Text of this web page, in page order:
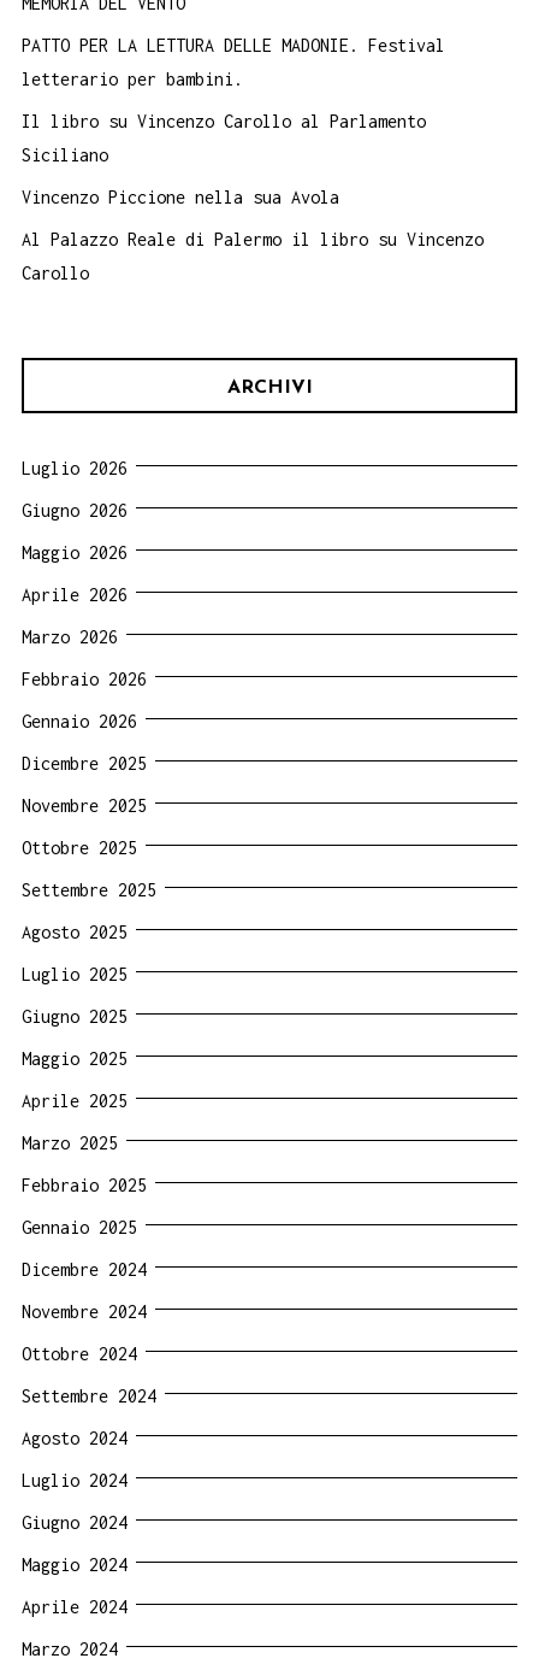
PATTO PER LA LETTURA DELLE MADONIE. Festival
letterario per bambini.
Il libro su Vincenzo Carollo al Parlamento
Siciliano
Vincenzo Piccione nella sua Avola
Al Palazzo Reale di Palermo il libro su Vincenzo
Carollo
ARCHIVI
Luglio 2026
Giugno 2026
Maggio 2026
Aprile 2026
Marzo 2026
Febbraio 2026
Gennaio 2026
Dicembre 2025
Novembre 2025
Ottobre 2025
Settembre 2025
Agosto 2025
Luglio 2025
Giugno 2025
Maggio 2025
Aprile 2025
Marzo 2025
Febbraio 2025
Gennaio 2025
Dicembre 2024
Novembre 2024
Ottobre 2024
Settembre 2024
Agosto 2024
Luglio 2024
Giugno 2024
Maggio 2024
Aprile 2024
Marzo 2024